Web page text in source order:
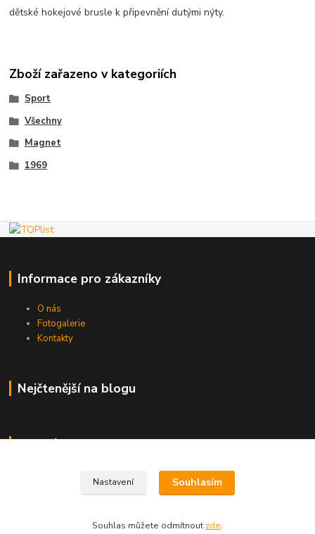
dětské hokejové brusle k připevnění dutými nýty.
Zboží zařazeno v kategoriích
Sport
Všechny
Magnet
1969
Informace pro zákazníky
O nás
Fotogalerie
Kontakty
Nejčtenější na blogu
Kde nás najdete
Nastavení Souhlasím
Souhlas můžete odmítnout zde.